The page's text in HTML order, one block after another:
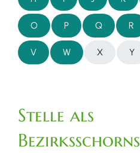
O P Q R
V W X Y
Stelle als